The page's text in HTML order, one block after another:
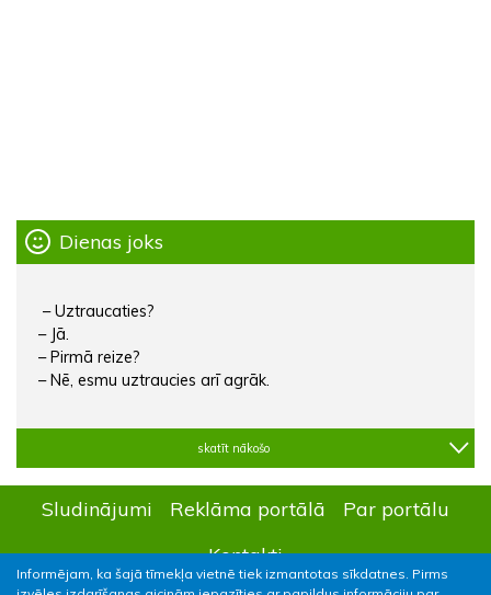
Informējam, ka šajā tīmekļa vietnē tiek izmantotas sīkdatnes. Pirms
Dienas joks
– Uztraucaties?
– Jā.
– Pirmā reize?
– Nē, esmu uztraucies arī agrāk.
skatīt nākošo
Sludinājumi Reklāma portālā
Par portālu
Kontakti